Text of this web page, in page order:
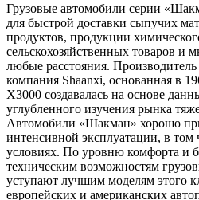
Грузовые автомобили серии
для быстрой доставки сыпучих
продуктов, продукции
сельскохозяйственных товаров и
любые расстояния.
компания Shaanxi, основанная в
Х3000 создавалась на основе
углубленного изучения рынка
Автомобили «Шакман» хорошо
интенсивной эксплуатации, в
условиях. По уровню комфорта и
техническим возможностям
уступают лучшим моделям этого
европейских и американских